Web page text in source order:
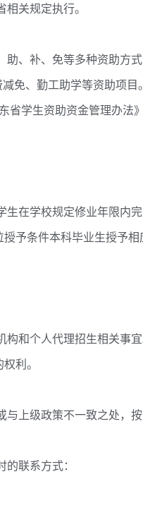
关规定执行。
、补、免等多种资助方式
免、勤工助学等资助项
省学生资助资金管理办法
在学校规定修业年限内
予条件本科毕业生授予
和个人代理招生相关事
利。
上级政策不一致之处，按
联系方式：